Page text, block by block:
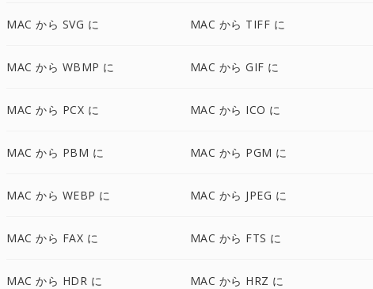
MAC から SVG に MAC から TIFF に
MAC から WBMP に MAC から GIF に
MAC から PCX に MAC から ICO に
MAC から PBM に MAC から PGM に
MAC から WEBP に MAC から JPEG に
MAC から FAX に MAC から FTS に
MAC から HDR に MAC から HRZ に